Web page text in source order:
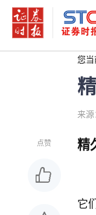
您当
来
点赞 精
它